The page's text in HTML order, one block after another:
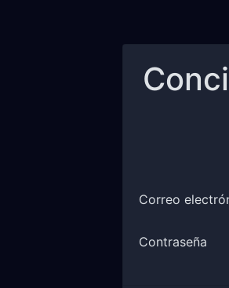
Correo
Contraseña